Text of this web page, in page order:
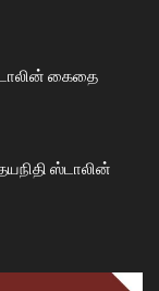
கைதை
ஸ்டாலின்